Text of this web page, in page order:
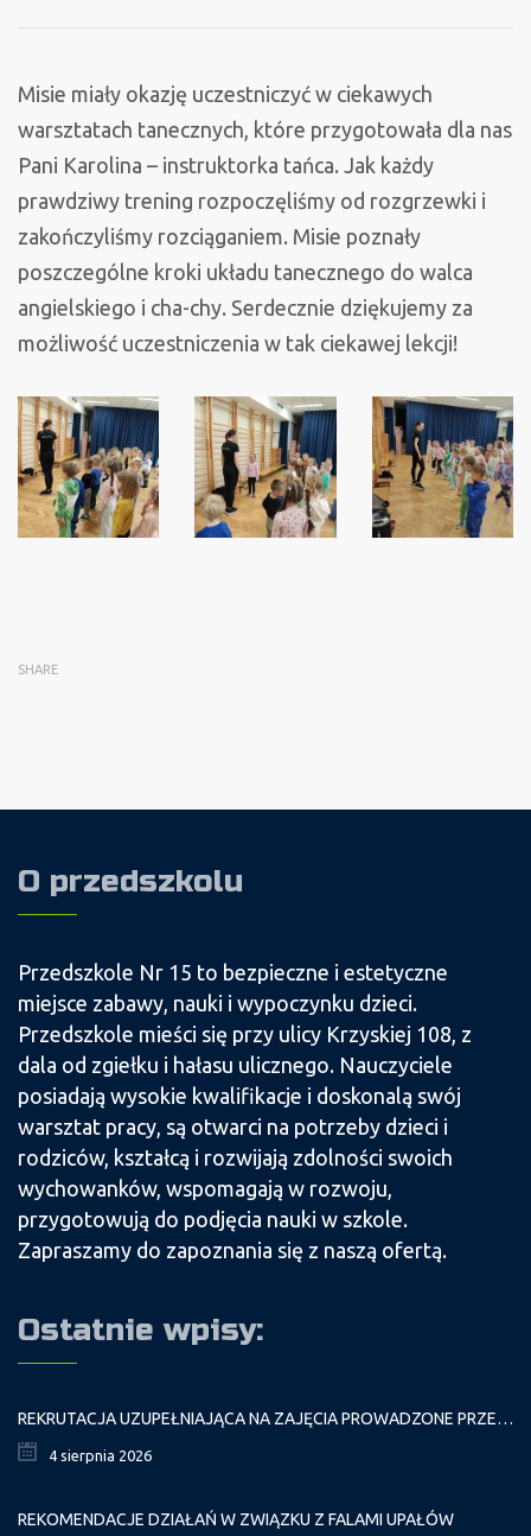
Misie miały okazję uczestniczyć w ciekawych
warsztatach tanecznych, które przygotowała dla nas
Pani Karolina – instruktorka tańca. Jak każdy
prawdziwy trening rozpoczęliśmy od rozgrzewki i
zakończyliśmy rozciąganiem. Misie poznały
poszczególne kroki układu tanecznego do walca
angielskiego i cha-chy. Serdecznie dziękujemy za
możliwość uczestniczenia w tak ciekawej lekcji!
SHARE
O przedszkolu
Przedszkole Nr 15 to bezpieczne i estetyczne
miejsce zabawy, nauki i wypoczynku dzieci.
Przedszkole mieści się przy ulicy Krzyskiej 108, z
dala od zgiełku i hałasu ulicznego. Nauczyciele
posiadają wysokie kwalifikacje i doskonalą swój
warsztat pracy, są otwarci na potrzeby dzieci i
rodziców, kształcą i rozwijają zdolności swoich
wychowanków, wspomagają w rozwoju,
przygotowują do podjęcia nauki w szkole.
Zapraszamy do zapoznania się z naszą ofertą.
Ostatnie wpisy:
REKRUTACJA UZUPEŁNIAJĄCA NA ZAJĘCIA PROWADZONE PRZEZ PAŁAC MŁODZIEŻY W ROKU SZKOLNYM 2026/2027
4 sierpnia 2026
REKOMENDACJE DZIAŁAŃ W ZWIĄZKU Z FALAMI UPAŁÓW